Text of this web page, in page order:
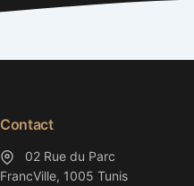
Contact
02 Rue du Parc
FrancVille, 1005 Tunis